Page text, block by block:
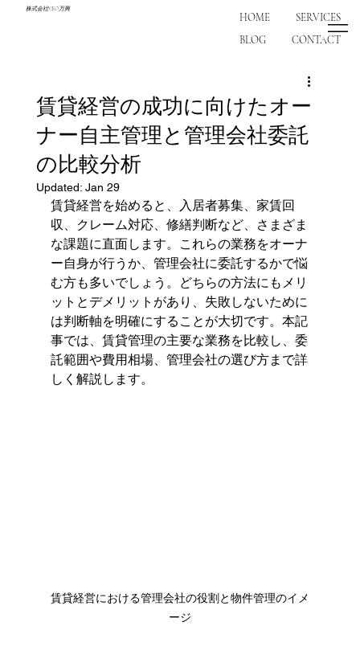
株式会社NEO万興
HOME
SERVICES
BLOG
CONTACT
賃貸経営の成功に向けたオー
ナー自主管理と管理会社委託
の比較分析
Updated: Jan 29
賃貸経営を始めると、入居者募集、家賃回
収、クレーム対応、修繕判断など、さまざま
な課題に直面します。これらの業務をオーナ
ー自身が行うか、管理会社に委託するかで悩
む方も多いでしょう。どちらの方法にもメリ
ットとデメリットがあり、失敗しないために
は判断軸を明確にすることが大切です。本記
事では、賃貸管理の主要な業務を比較し、委
託範囲や費用相場、管理会社の選び方まで詳
しく解説します。
賃貸経営における管理会社の役割と物件管理のイメ
ージ